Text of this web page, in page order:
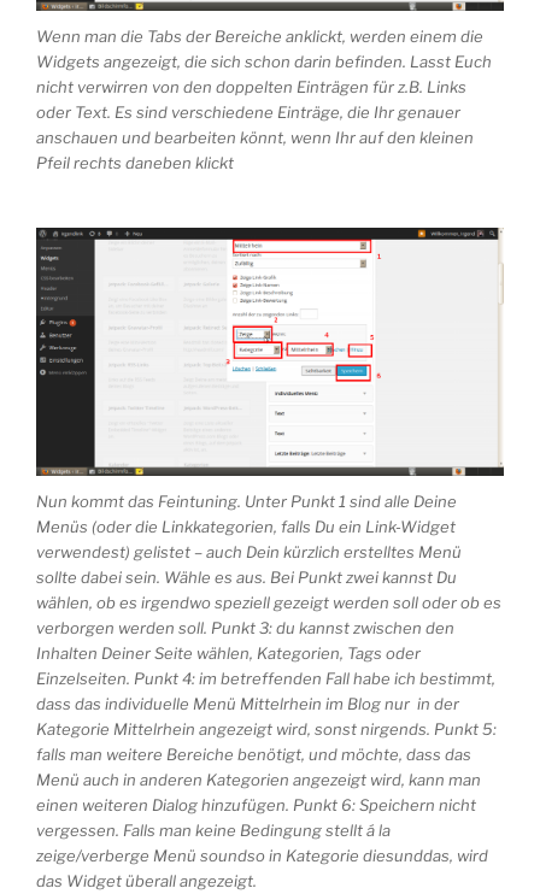
Wenn man die Tabs der Bereiche anklickt, werden einem die
Widgets angezeigt, die sich schon darin befinden. Lasst Euch
nicht verwirren von den doppelten Einträgen für z.B. Links
oder Text. Es sind verschiedene Einträge, die Ihr genauer
anschauen und bearbeiten könnt, wenn Ihr auf den kleinen
Pfeil rechts daneben klickt
Nun kommt das Feintuning. Unter Punkt 1 sind alle Deine
Menüs (oder die Linkkategorien, falls Du ein Link-Widget
verwendest) gelistet – auch Dein kürzlich erstelltes Menü
sollte dabei sein. Wähle es aus. Bei Punkt zwei kannst Du
wählen, ob es irgendwo speziell gezeigt werden soll oder ob es
verborgen werden soll. Punkt 3: du kannst zwischen den
Inhalten Deiner Seite wählen, Kategorien, Tags oder
Einzelseiten. Punkt 4: im betreffenden Fall habe ich bestimmt,
dass das individuelle Menü Mittelrhein im Blog nur in der
Kategorie Mittelrhein angezeigt wird, sonst nirgends. Punkt 5:
falls man weitere Bereiche benötigt, und möchte, dass das
Menü auch in anderen Kategorien angezeigt wird, kann man
einen weiteren Dialog hinzufügen. Punkt 6: Speichern nicht
vergessen. Falls man keine Bedingung stellt á la
zeige/verberge Menü soundso in Kategorie diesunddas, wird
das Widget überall angezeigt.